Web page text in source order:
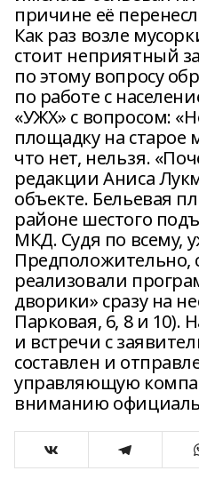
причине её
Как раз возле
стоит неприятный
по этому вопросу
по работе с
«УЖХ» с вопросом:
площадку на старое
что нет, нельзя.
редакции Аниса
объекте. Бельевая
районе шестого
МКД. Судя по всему,
Предположительно,
реализовали
дворики» сразу на
Парковая, 6, 8 и 10).
и встречи с
составлен и
управляющую
вниманию